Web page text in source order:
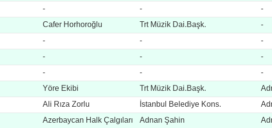
- -
-
Cafer Horhoroğlu Trt Müzik Dai.Başk.
-
- -
-
- -
-
- -
-
Yöre Ekibi Trt Müzik Dai.Başk.
Ali Rıza Zorlu İstanbul Belediye Kons.
Azerbaycan Halk Çalgıları
Adnan Şahin